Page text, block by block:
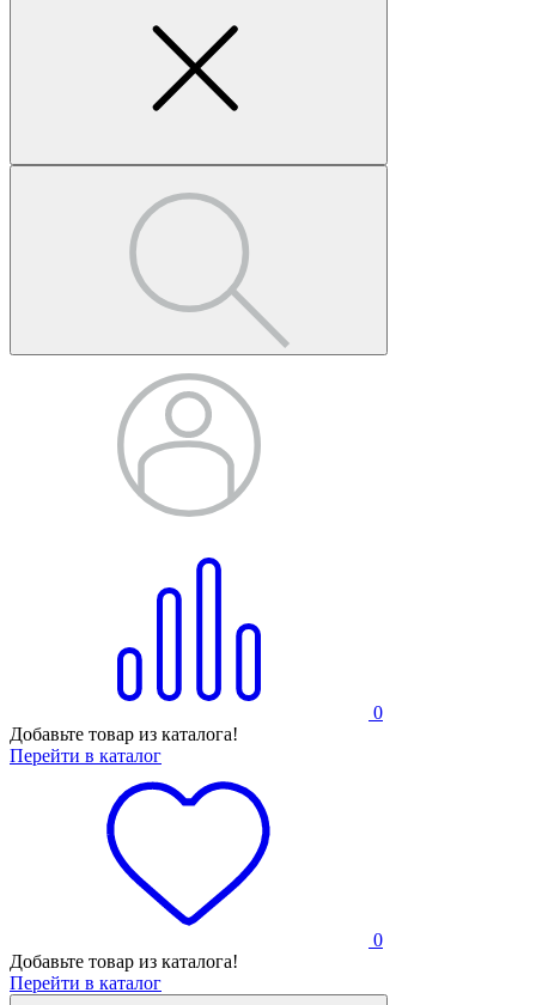
0
Добавьте товар из каталога!
Перейти в каталог
0
Добавьте товар из каталога!
Перейти в каталог